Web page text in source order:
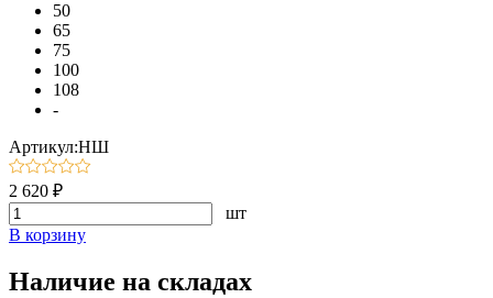
50
65
75
100
108
-
Артикул:НШ
2 620 ₽
шт
В корзину
Наличие на складах